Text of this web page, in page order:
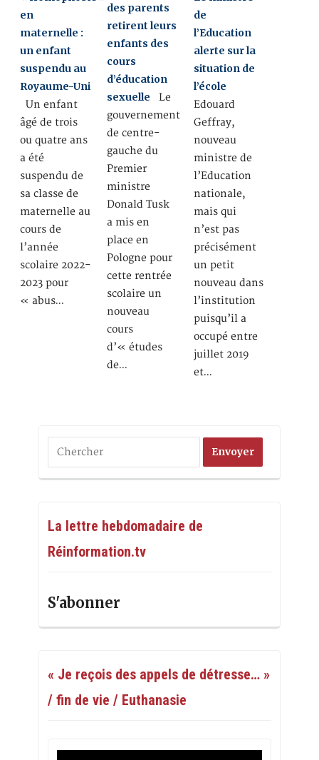
en
maternelle :
un enfant
suspendu au
Royaume-Uni
Un enfant
âgé de trois
ou quatre ans
a été
suspendu de
sa classe de
maternelle au
cours de
l’année
scolaire 2022-
2023 pour
« abus…
des parents
retirent leurs
enfants des
cours
d’éducation
sexuelle Le
gouvernement
de centre-
gauche du
Premier
ministre
Donald Tusk
a mis en
place en
Pologne pour
cette rentrée
scolaire un
nouveau
cours
d’« études
de…
de
l’Education
alerte sur la
situation de
l’école
Edouard
Geffray,
nouveau
ministre de
l’Education
nationale,
mais qui
n’est pas
précisément
un petit
nouveau dans
l’institution
puisqu’il a
occupé entre
juillet 2019
et…
La lettre hebdomadaire de
Réinformation.tv
S'abonner
« Je reçois des appels de détresse… »
/ fin de vie / Euthanasie